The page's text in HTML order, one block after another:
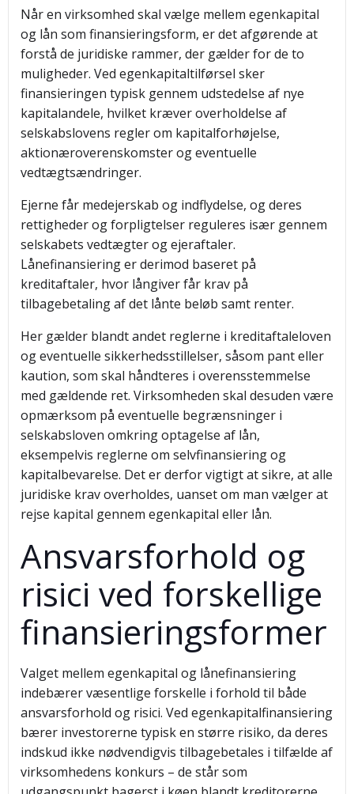
Når en virksomhed skal vælge mellem egenkapital
og lån som finansieringsform, er det afgørende at
forstå de juridiske rammer, der gælder for de to
muligheder. Ved egenkapitaltilførsel sker
finansieringen typisk gennem udstedelse af nye
kapitalandele, hvilket kræver overholdelse af
selskabslovens regler om kapitalforhøjelse,
aktionæroverenskomster og eventuelle
vedtægtsændringer.
Ejerne får medejerskab og indflydelse, og deres
rettigheder og forpligtelser reguleres især gennem
selskabets vedtægter og ejeraftaler.
Lånefinansiering er derimod baseret på
kreditaftaler, hvor långiver får krav på
tilbagebetaling af det lånte beløb samt renter.
Her gælder blandt andet reglerne i kreditaftaleloven
og eventuelle sikkerhedsstillelser, såsom pant eller
kaution, som skal håndteres i overensstemmelse
med gældende ret. Virksomheden skal desuden være
opmærksom på eventuelle begrænsninger i
selskabsloven omkring optagelse af lån,
eksempelvis reglerne om selvfinansiering og
kapitalbevarelse. Det er derfor vigtigt at sikre, at alle
juridiske krav overholdes, uanset om man vælger at
rejse kapital gennem egenkapital eller lån.
Ansvarsforhold og
risici ved forskellige
finansieringsformer
Valget mellem egenkapital og lånefinansiering
indebærer væsentlige forskelle i forhold til både
ansvarsforhold og risici. Ved egenkapitalfinansiering
bærer investorerne typisk en større risiko, da deres
indskud ikke nødvendigvis tilbagebetales i tilfælde af
virksomhedens konkurs – de står som